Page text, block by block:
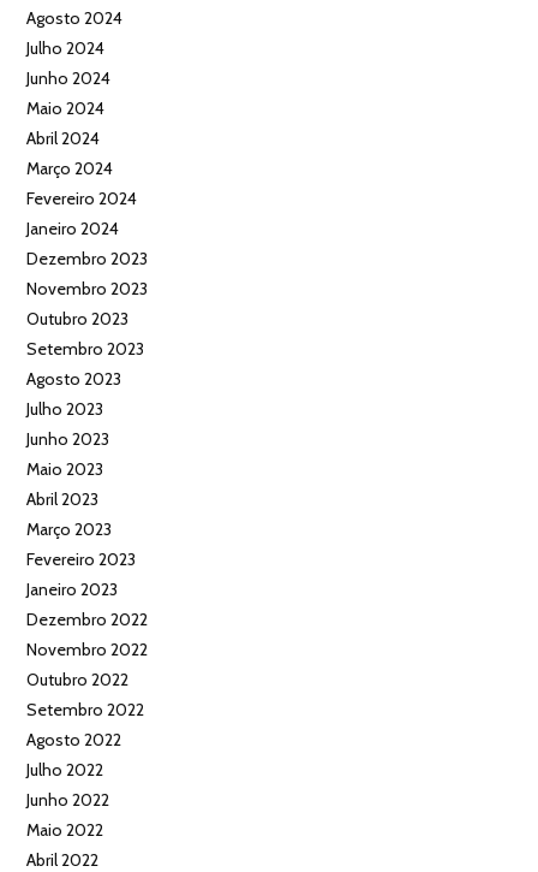
Agosto 2024
Julho 2024
Junho 2024
Maio 2024
Abril 2024
Março 2024
Fevereiro 2024
Janeiro 2024
Dezembro 2023
Novembro 2023
Outubro 2023
Setembro 2023
Agosto 2023
Julho 2023
Junho 2023
Maio 2023
Abril 2023
Março 2023
Fevereiro 2023
Janeiro 2023
Dezembro 2022
Novembro 2022
Outubro 2022
Setembro 2022
Agosto 2022
Julho 2022
Junho 2022
Maio 2022
Abril 2022